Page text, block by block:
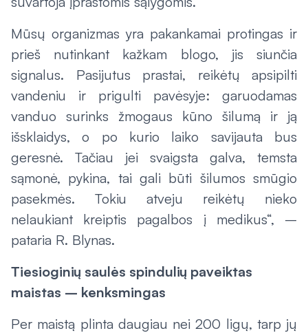
Mūsų organizmas yra pakankamai protingas ir
prieš nutinkant kažkam blogo, jis siunčia
signalus. Pasijutus prastai, reikėtų apsipilti
vandeniu ir prigulti pavėsyje: garuodamas
vanduo surinks žmogaus kūno šilumą ir ją
išsklaidys, o po kurio laiko savijauta bus
geresnė. Tačiau jei svaigsta galva, temsta
sąmonė, pykina, tai gali būti šilumos smūgio
pasekmės. Tokiu atveju reikėtų nieko
nelaukiant kreiptis pagalbos į medikus“, –
pataria R. Blynas.
Tiesioginių saulės spindulių paveiktas
maistas – kenksmingas
Per maistą plinta daugiau nei 200 ligų, tarp jų